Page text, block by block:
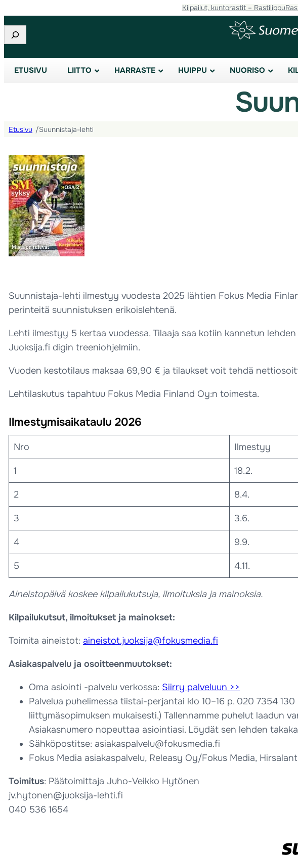
Kilpailut, kuntorastit – Rastilippu
Etsi
ETUSIVU LIITTO HARRASTE HUIPPU NUORISO
Etusivu /Suunnistaja-lehti
Suunnistaja-lehti ilmestyy vuodesta 2025 lähtien Fokus Media
perinteitä suunnistuksen erikoislehtenä.
Lehti ilmestyy 5 kertaa vuodessa. Tilaaja saa kotiin kannetun
Juoksija.fi digin treeniohjelmiin.
Vuoden kestotilaus maksaa 69,90 € ja tilaukset voit tehdä
Lehtilaskutus tapahtuu Fokus Media Finland Oy:n toimesta.
Ilmestymisaikataulu 2026
Nro Ilmestyy
1 18.2.
2 8.4.
3 3.6.
4 9.9.
5 4.11.
Aineistopäivä koskee kilpailukutsuja, ilmoituksia ja mainoksia.
Kilpailukutsut, ilmoitukset ja mainokset:
Toimita aineistot: aineistot.juoksija@fokusmedia.fi
Asiakaspalvelu ja osoitteenmuutokset:
Oma asiointi -palvelu verkossa: Siirry palveluun >>
Palvelua puhelimessa tiistai-perjantai klo 10–16 p. 020 7354
liittymäsopimuksen mukaisesti.) Tallennamme puhelut laadun
Asiakasnumero nopeuttaa asiointiasi. Löydät sen lehden
Sähköpostitse: asiakaspalvelu@fokusmedia.fi
Fokus Media asiakaspalvelu, Releasy Oy/Fokus Media,
Toimitus: Päätoimittaja Juho-Veikko Hytönen
jv.hytonen@juoksija-lehti.fi
040 536 1654